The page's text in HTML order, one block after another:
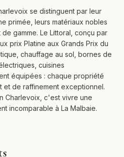
se distinguent par leur
primée, leurs matériaux nobles
gamme. Le Littoral, conçu par
prix Platine aux Grands Prix du
chauffage au sol, bornes de
cuisines
équipées : chaque propriété
de raffinement exceptionnel.
Charlevoix, c'est vivre une
incomparable à La Malbaie.